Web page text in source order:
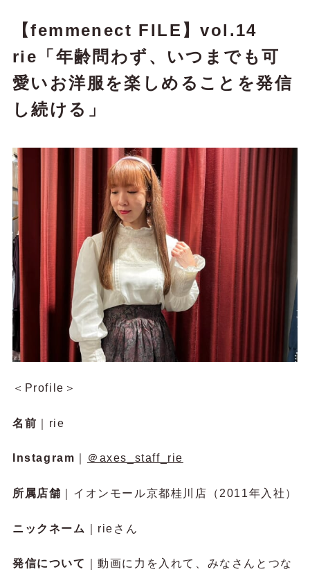
【femmenect FILE】vol.14
rie「年齢問わず、いつまでも可
愛いお洋服を楽しめることを発信
し続ける」
＜Profile＞
名前 ｜rie
Instagram ＠axes_staff_rie
所属店舗 ｜イオンモール京都桂川店（2011年入社）
ニックネーム ｜rieさん
発信について
｜動画に力を入れて、みなさんとつな